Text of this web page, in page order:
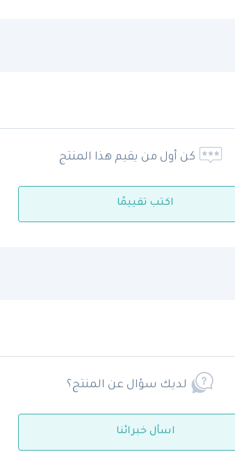
كن أول من يقيم هذا المنتج
اكتب تقييمًا
لديك سؤال عن المنتج؟
اسأل خبرائنا